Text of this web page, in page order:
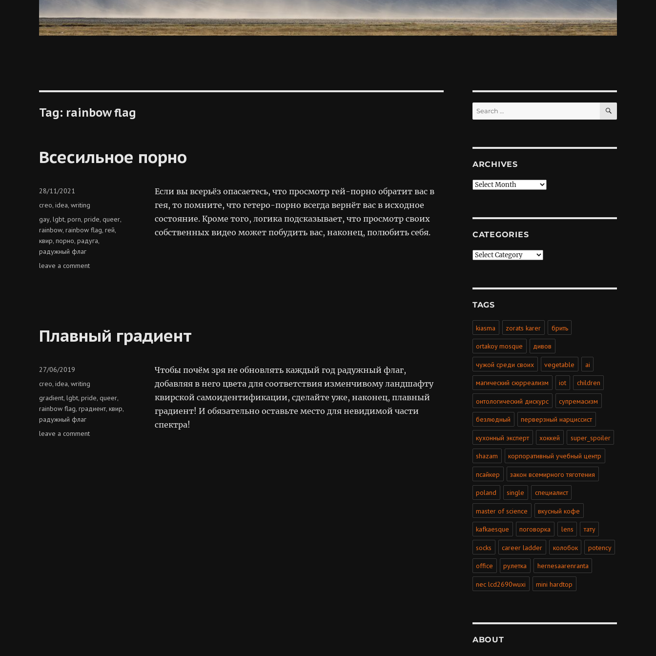
Tag: rainbow flag
Всесильное порно
Если вы всерьёз опасаетесь, что просмотр гей-порно обратит вас в
гея, то помните, что гетеро-порно всегда вернёт вас в исходное
состояние. Кроме того, логика подсказывает, что просмотр своих
собственных видео может побудить вас, наконец, полюбить себя.
Posted
28/11/2021
Categories
creo,idea,writing
Tags
gay,lgbt,porn,pride,queer,
rainbow,rainbow flag,гей,
квир,порно,радуга,
радужный флаг
leave a commenton
Плавный градиент
Чтобы почём зря не обновлять каждый год радужный флаг,
добавляя в него цвета для соответствия изменчивому ландшафту
квирской самоидентификации, сделайте уже, наконец, плавный
градиент! И обязательно оставьте место для невидимой части
спектра!
Posted
27/06/2019
Categories
creo,idea,writing
Tags
gradient,lgbt,pride,queer,
rainbow flag,градиент,квир,
радужный флаг
leave a commenton
Search
for:
SEARCH
ARCHIVES
Archives
CATEGORIES
Categories
TAGS
kiasma zorats karer брить
ortakoy mosque дивов
чужой среди своих vegetable ai
магический сюрреализм iot children
онтологический дискурс супремасизм
безлюдный перверзный нарциссист
кухонный эксперт хоккей super_spoiler
shazam корпоративный учебный центр
псайкер закон всемирного тяготения
poland single специалист
master of science вкусный кофе
kafkaesque поговорка lens тату
socks career ladder колобок potency
office рулетка hernesaarenranta
nec lcd2690wuxi mini hardtop
ABOUT